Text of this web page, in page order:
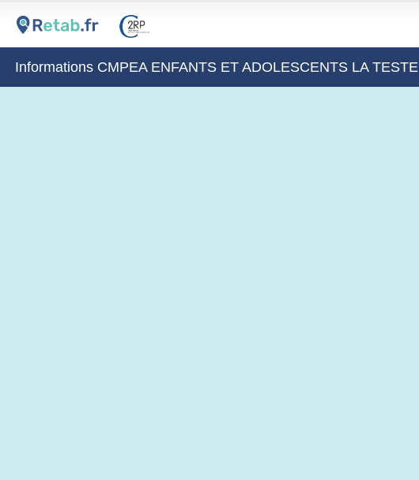
Informations CMPEA ENFANTS ET ADOLESCENTS LA TESTE